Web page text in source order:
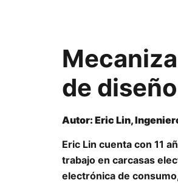
de
Autor: Eric Lin,
Eric Lin cuenta con 11
trabajo en carcasas
electrónica de